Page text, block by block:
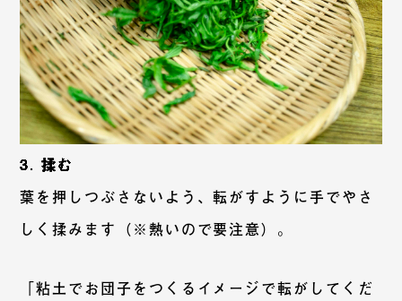
3. 揉む
葉を押しつぶさないよう、転がすように手でやさ
しく揉みます（※熱いので要注意）。
「粘土でお団子をつくるイメージで転がしてくだ